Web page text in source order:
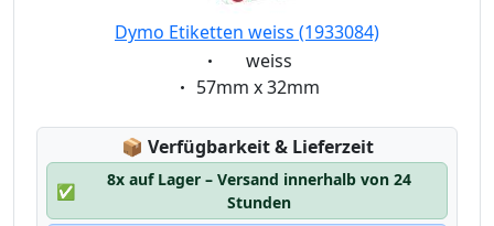
Dymo Etiketten weiss (1933084)
Eigenschaft:
weiss
Eigenschaft:
57mm x 32mm
📦 Lagerstatus:
Verfügbarkeit & Lieferzeit
✅
8x auf Lager – Versand innerhalb von 24
Stunden